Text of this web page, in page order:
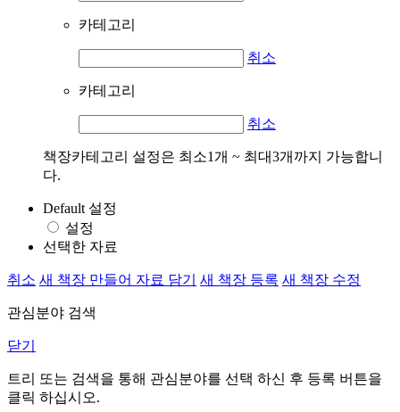
카테고리
취소
카테고리
취소
책장카테고리 설정은 최소1개 ~ 최대3개까지 가능합니
다.
Default 설정
설정
선택한 자료
취소 새 책장 만들어 자료 담기 새 책장 등록 새 책장 수정
관심분야 검색
닫기
트리 또는 검색을 통해 관심분야를 선택 하신 후 등록 버튼을
클릭 하십시오.